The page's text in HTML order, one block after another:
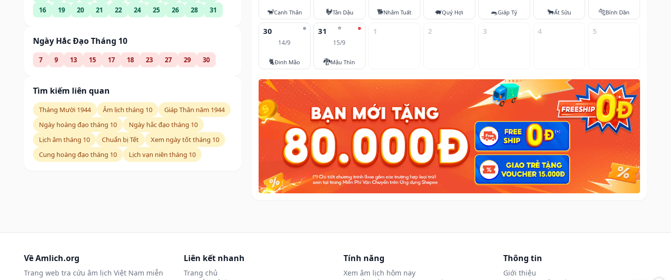
16
19 20 21 22 24 25 26 28 31
Ngày Hắc Đạo Tháng 10
7 9 13 15 17 18 23 27 29 30
Tìm kiếm liên quan
Tháng Mười 1944 Âm lịch tháng 10
Giáp Thân năm 1944
Ngày hoàng đạo tháng 10
Ngày hắc đạo tháng 10
Lịch âm tháng 10
Chuẩn bị Tết
Xem ngày tốt tháng 10
Cung hoàng đạo tháng 10
Lịch vạn niên tháng 10
🐒Canh Thân 🐓Tân Dậu 🐕Nhâm Tuất 🐖Quý Hợi 🐀Giáp Tý 🐂Ất Sửu 🐅Bính Dần
30
14/9
🐈Đinh Mão
⭐
31
15/9
🐉Mậu Thìn
1 2 3 4 5
Về Amlich.org
Trang web tra cứu âm lịch Việt Nam miễn
Liên kết nhanh
Trang chủ
Tính năng
Xem âm lịch hôm nay
Thông tin
Giới thiệu